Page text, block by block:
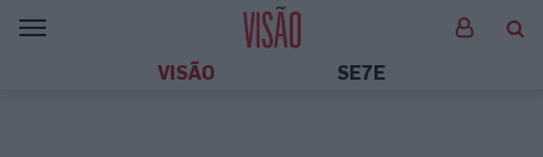
VISÃO SE7E